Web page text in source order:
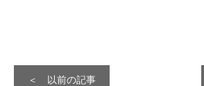
＜ 以前の記事